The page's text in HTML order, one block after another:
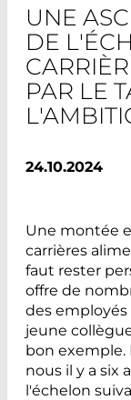
UNE
DE
PAR LE
24.10.2024
Une montée
carrières
faut rester
offre de
des
jeune
bon exemple.
nous il y a six
l'échelon